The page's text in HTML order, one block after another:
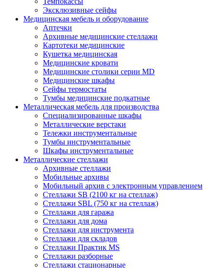
Эксклюзивные сейфы
Медицинская мебель и оборудование
Аптечки
Архивные медицинские стеллажи
Картотеки медицинские
Кушетка медицинская
Медицинские кровати
Медицинские столики серии MD
Медицинские шкафы
Сейфы термостаты
Тумбы медицинские подкатные
Металлическая мебель для производства
Cпециализированные шкафы
Металлические верстаки
Тележки инструментальные
Тумбы инструментальные
Шкафы инструментальные
Металлические стеллажи
Архивные стеллажи
Мобильные архивы
Мобильный архив с электронным управлением
Стеллажи SB (2100 кг на стеллаж)
Стеллажи SBL (750 кг на стеллаж)
Стеллажи для гаража
Стеллажи для дома
Стеллажи для инструмента
Стеллажи для складов
Стеллажи Практик MS
Стеллажи разборные
Стеллажи стационарные